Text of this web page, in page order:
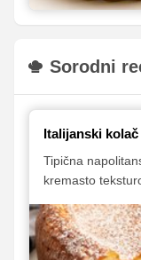
Sorodni
Italijanski
Tipična
kremasto